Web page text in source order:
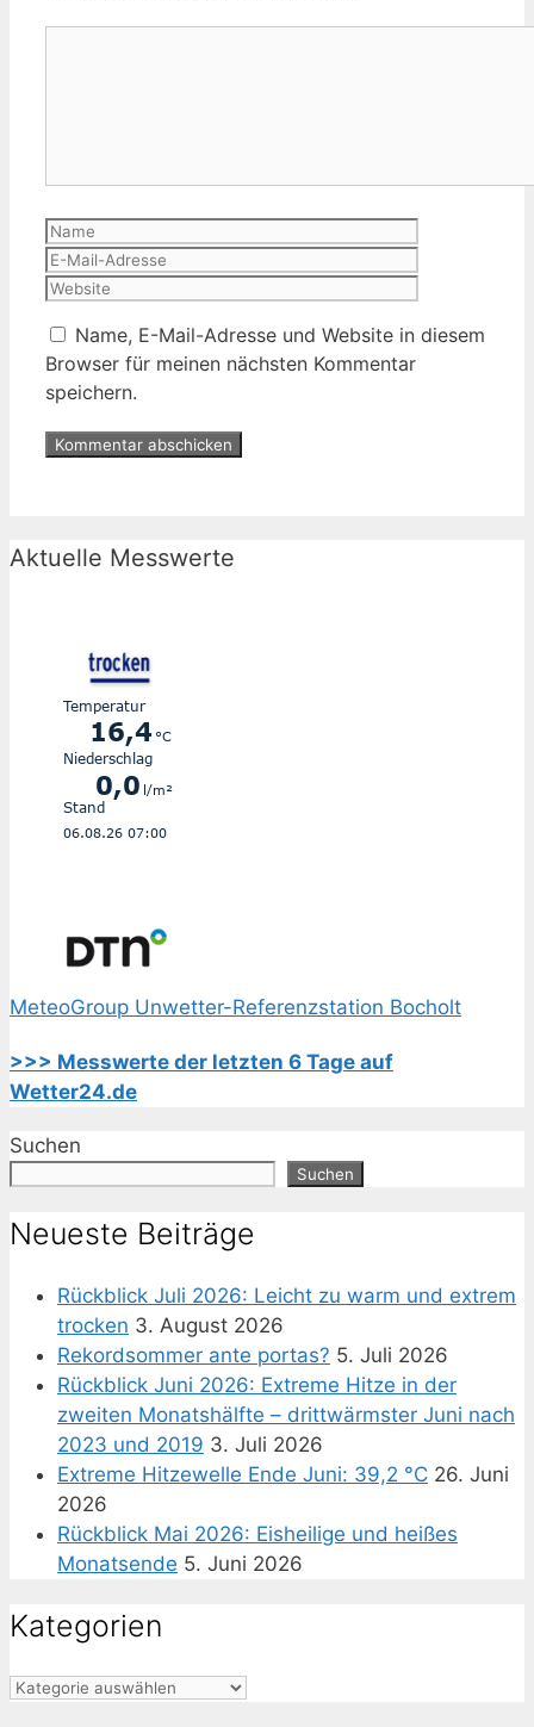
Name
Name, E-Mail-Adresse und Website in diesem
Browser für meinen nächsten Kommentar
speichern.
Aktuelle Messwerte
MeteoGroup Unwetter-Referenzstation Bocholt
>>> Messwerte der letzten 6 Tage auf
Wetter24.de
Suchen
Suchen
Neueste Beiträge
Rückblick Juli 2026: Leicht zu warm und extrem
trocken 3. August 2026
Rekordsommer ante portas? 5. Juli 2026
Rückblick Juni 2026: Extreme Hitze in der
zweiten Monatshälfte – drittwärmster Juni nach
2023 und 2019 3. Juli 2026
Extreme Hitzewelle Ende Juni: 39,2 °C 26. Juni
2026
Rückblick Mai 2026: Eisheilige und heißes
Monatsende 5. Juni 2026
Kategorien
Kategorien